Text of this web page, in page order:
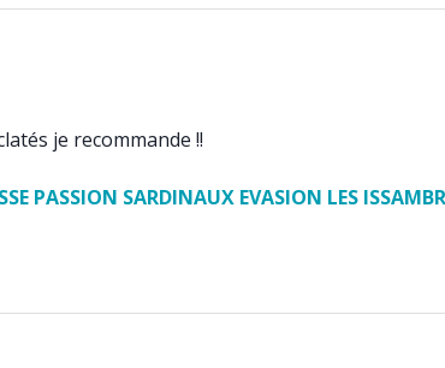
je recommande !!
PASSION SARDINAUX EVASION LES